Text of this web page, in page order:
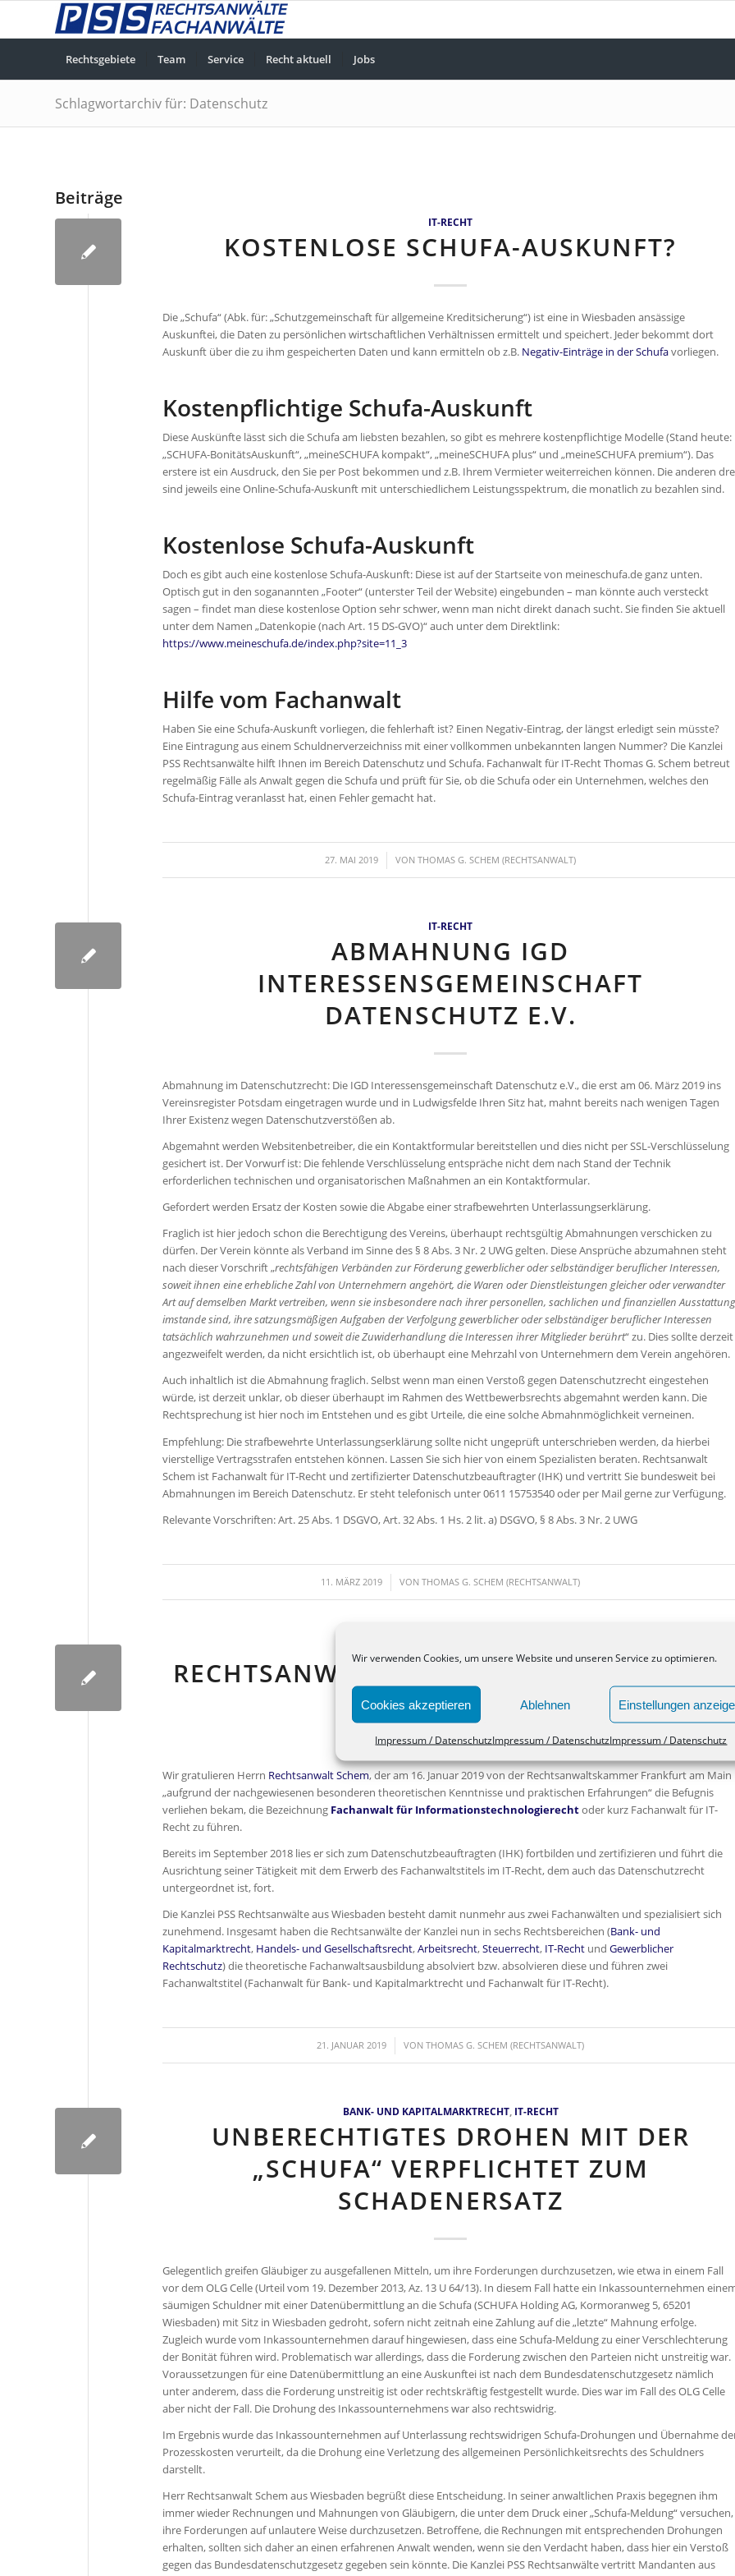
Wir verwenden Cookies, um unsere Website und unseren Service zu optimieren.
Cookies akzeptieren Ablehnen Einstellungen
Impressum / DatenschutzImpressum / DatenschutzImpressum / Datenschutz
Rechtsgebiete Team Service Recht aktuell Jobs
Schlagwortarchiv für: Datenschutz
Beiträge
IT-RECHT
KOSTENLOSE SCHUFA-AUSKUNFT?
Die „Schufa“ (Abk. für: „Schutzgemeinschaft für allgemeine Kreditsicherung“) ist eine in Wiesbaden ansässige
Auskunftei, die Daten zu persönlichen wirtschaftlichen Verhältnissen ermittelt und speichert. Jeder bekommt dort
Auskunft über die zu ihm gespeicherten Daten und kann ermitteln ob z.B. Negativ-Einträge in der Schufavorliegen.
Kostenpflichtige Schufa-Auskunft
Diese Auskünfte lässt sich die Schufa am liebsten bezahlen, so gibt es mehrere kostenpflichtige Modelle (Stand heute:
„SCHUFA-BonitätsAuskunft“, „meineSCHUFA kompakt“, „meineSCHUFA plus“ und „meineSCHUFA premium“). Das
erstere ist ein Ausdruck, den Sie per Post bekommen und z.B. Ihrem Vermieter weiterreichen können. Die anderen
sind jeweils eine Online-Schufa-Auskunft mit unterschiedlichem Leistungsspektrum, die monatlich zu bezahlen sind.
Kostenlose Schufa-Auskunft
Doch es gibt auch eine kostenlose Schufa-Auskunft: Diese ist auf der Startseite von meineschufa.de ganz unten.
Optisch gut in den soganannten „Footer“ (unterster Teil der Website) eingebunden – man könnte auch versteckt
sagen – findet man diese kostenlose Option sehr schwer, wenn man nicht direkt danach sucht. Sie finden Sie aktuell
unter dem Namen „Datenkopie (nach Art. 15 DS-GVO)“ auch unter dem Direktlink:
https://www.meineschufa.de/index.php?site=11_3
Hilfe vom Fachanwalt
Haben Sie eine Schufa-Auskunft vorliegen, die fehlerhaft ist? Einen Negativ-Eintrag, der längst erledigt sein müsste?
Eine Eintragung aus einem Schuldnerverzeichniss mit einer vollkommen unbekannten langen Nummer? Die Kanzlei
PSS Rechtsanwälte hilft Ihnen im Bereich Datenschutz und Schufa. Fachanwalt für IT-Recht Thomas G. Schem betreut
regelmäßig Fälle als Anwalt gegen die Schufa und prüft für Sie, ob die Schufa oder ein Unternehmen, welches den
Schufa-Eintrag veranlasst hat, einen Fehler gemacht hat.
27. MAI 2019
/ VONTHOMAS G. SCHEM (RECHTSANWALT)
IT-RECHT
ABMAHNUNG IGD
INTERESSENSGEMEINSCHAFT
DATENSCHUTZ E.V.
Abmahnung im Datenschutzrecht: Die IGD Interessensgemeinschaft Datenschutz e.V., die erst am 06. März 2019 ins
Vereinsregister Potsdam eingetragen wurde und in Ludwigsfelde Ihren Sitz hat, mahnt bereits nach wenigen Tagen
Ihrer Existenz wegen Datenschutzverstößen ab.
Abgemahnt werden Websitenbetreiber, die ein Kontaktformular bereitstellen und dies nicht per SSL-Verschlüsselung
gesichert ist. Der Vorwurf ist: Die fehlende Verschlüsselung entspräche nicht dem nach Stand der Technik
erforderlichen technischen und organisatorischen Maßnahmen an ein Kontaktformular.
Gefordert werden Ersatz der Kosten sowie die Abgabe einer strafbewehrten Unterlassungserklärung.
Fraglich ist hier jedoch schon die Berechtigung des Vereins, überhaupt rechtsgültig Abmahnungen verschicken zu
dürfen. Der Verein könnte als Verband im Sinne des § 8 Abs. 3 Nr. 2 UWG gelten. Diese Ansprüche abzumahnen steht
nach dieser Vorschrift „rechtsfähigen Verbänden zur Förderung gewerblicher oder selbständiger beruflicher Interessen,
soweit ihnen eine erhebliche Zahl von Unternehmern angehört, die Waren oder Dienstleistungen gleicher oder verwandter
Art auf demselben Markt vertreiben, wenn sie insbesondere nach ihrer personellen, sachlichen und finanziellen Ausstattung
imstande sind, ihre satzungsmäßigen Aufgaben der Verfolgung gewerblicher oder selbständiger beruflicher Interessen
tatsächlich wahrzunehmen und soweit die Zuwiderhandlung die Interessen ihrer Mitglieder berührt“ zu. Dies sollte derzeit
angezweifelt werden, da nicht ersichtlich ist, ob überhaupt eine Mehrzahl von Unternehmern dem Verein angehören.
Auch inhaltlich ist die Abmahnung fraglich. Selbst wenn man einen Verstoß gegen Datenschutzrecht eingestehen
würde, ist derzeit unklar, ob dieser überhaupt im Rahmen des Wettbewerbsrechts abgemahnt werden kann. Die
Rechtsprechung ist hier noch im Entstehen und es gibt Urteile, die eine solche Abmahnmöglichkeit verneinen.
Empfehlung: Die strafbewehrte Unterlassungserklärung sollte nicht ungeprüft unterschrieben werden, da hierbei
vierstellige Vertragsstrafen entstehen können. Lassen Sie sich hier von einem Spezialisten beraten. Rechtsanwalt
Schem ist Fachanwalt für IT-Recht und zertifizierter Datenschutzbeauftragter (IHK) und vertritt Sie bundesweit bei
Abmahnungen im Bereich Datenschutz. Er steht telefonisch unter 0611 15753540 oder per Mail gerne zur Verfügung.
Relevante Vorschriften: Art. 25 Abs. 1 DSGVO, Art. 32 Abs. 1 Hs. 2 lit. a) DSGVO, § 8 Abs. 3 Nr. 2 UWG
11. MÄRZ 2019
/ VONTHOMAS G. SCHEM (RECHTSANWALT)
RECHTSANWALT SCHEM IST FACHANWALT
FÜR IT-RECHT
Wir gratulieren Herrn Rechtsanwalt Schem, der am 16. Januar 2019 von der Rechtsanwaltskammer Frankfurt am Main
„aufgrund der nachgewiesenen besonderen theoretischen Kenntnisse und praktischen Erfahrungen“ die Befugnis
verliehen bekam, die Bezeichnung Fachanwalt für Informationstechnologierechtoder kurz Fachanwalt für IT-
Recht zu führen.
Bereits im September 2018 lies er sich zum Datenschutzbeauftragten (IHK) fortbilden und zertifizieren und führt die
Ausrichtung seiner Tätigkeit mit dem Erwerb des Fachanwaltstitels im IT-Recht, dem auch das Datenschutzrecht
untergeordnet ist, fort.
Die Kanzlei PSS Rechtsanwälte aus Wiesbaden besteht damit nunmehr aus zwei Fachanwälten und spezialisiert sich
zunehmend. Insgesamt haben die Rechtsanwälte der Kanzlei nun in sechs Rechtsbereichen (Bank- und
Kapitalmarktrecht, Handels- und Gesellschaftsrecht,Arbeitsrecht,Steuerrecht, IT-Recht und Gewerblicher
Rechtschutz) die theoretische Fachanwaltsausbildung absolviert bzw. absolvieren diese und führen zwei
Fachanwaltstitel (Fachanwalt für Bank- und Kapitalmarktrecht und Fachanwalt für IT-Recht).
21. JANUAR 2019
/ VONTHOMAS G. SCHEM (RECHTSANWALT)
BANK- UND KAPITALMARKTRECHT, IT-RECHT
UNBERECHTIGTES DROHEN MIT DER
„SCHUFA“ VERPFLICHTET ZUM
SCHADENERSATZ
Gelegentlich greifen Gläubiger zu ausgefallenen Mitteln, um ihre Forderungen durchzusetzen, wie etwa in einem Fall
vor dem OLG Celle (Urteil vom 19. Dezember 2013, Az. 13 U 64/13). In diesem Fall hatte ein Inkassounternehmen
säumigen Schuldner mit einer Datenübermittlung an die Schufa (SCHUFA Holding AG, Kormoranweg 5, 65201
Wiesbaden) mit Sitz in Wiesbaden gedroht, sofern nicht zeitnah eine Zahlung auf die „letzte“ Mahnung erfolge.
Zugleich wurde vom Inkassounternehmen darauf hingewiesen, dass eine Schufa-Meldung zu einer Verschlechterung
der Bonität führen wird. Problematisch war allerdings, dass die Forderung zwischen den Parteien nicht unstreitig war.
Voraussetzungen für eine Datenübermittlung an eine Auskunftei ist nach dem Bundesdatenschutzgesetz nämlich
unter anderem, dass die Forderung unstreitig ist oder rechtskräftig festgestellt wurde. Dies war im Fall des OLG Celle
aber nicht der Fall. Die Drohung des Inkassounternehmens war also rechtswidrig.
Im Ergebnis wurde das Inkassounternehmen auf Unterlassung rechtswidrigen Schufa-Drohungen und Übernahme
Prozesskosten verurteilt, da die Drohung eine Verletzung des allgemeinen Persönlichkeitsrechts des Schuldners
darstellt.
Herr Rechtsanwalt Schem aus Wiesbaden begrüßt diese Entscheidung. In seiner anwaltlichen Praxis begegnen ihm
immer wieder Rechnungen und Mahnungen von Gläubigern, die unter dem Druck einer „Schufa-Meldung“ versuchen,
ihre Forderungen auf unlautere Weise durchzusetzen. Betroffene, die Rechnungen mit entsprechenden Drohungen
erhalten, sollten sich daher an einen erfahrenen Anwalt wenden, wenn sie den Verdacht haben, dass hier ein Verstoß
gegen das Bundesdatenschutzgesetz gegeben sein könnte. Die Kanzlei PSS Rechtsanwälte vertritt Mandanten aus